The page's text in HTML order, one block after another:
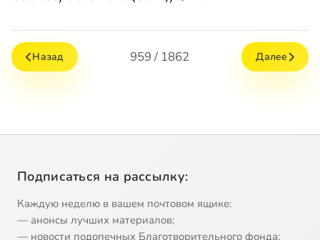
Назад 959 / 1862 Далее
Подписаться на рассылку:
Каждую неделю в вашем почтовом ящике:
— анонсы лучших материалов;
— новости подопечных Благотворительного фонда;